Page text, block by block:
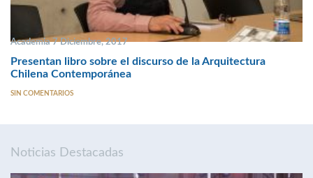
Academia 7 Diciembre, 2017
Presentan libro sobre el discurso de la Arquitectura
Chilena Contemporánea
SIN COMENTARIOS
Noticias Destacadas